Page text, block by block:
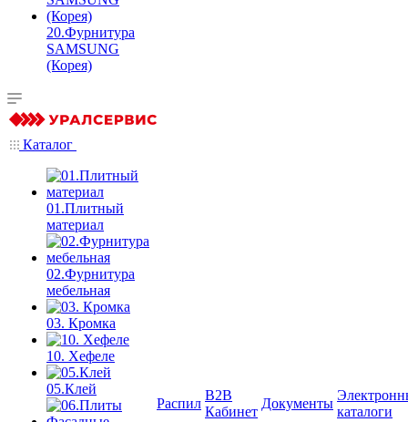
20.Фурнитура
SAMSUNG
(Корея)
Каталог
01.Плитный
материал
02.Фурнитура
мебельная
03. Кромка
10. Хефеле
05.Клей
Распил
B2B
Кабинет
Документы
каталоги